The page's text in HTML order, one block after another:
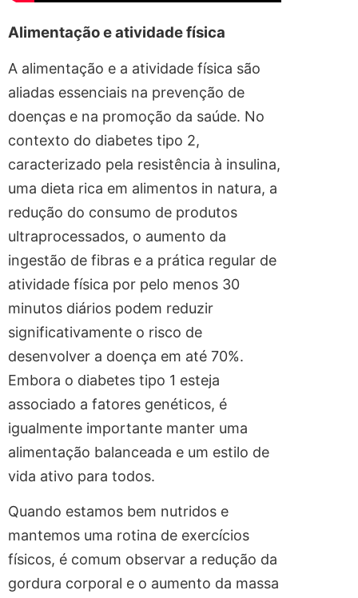
Alimentação e atividade física
A alimentação e a atividade física são
aliadas essenciais na prevenção de
doenças e na promoção da saúde. No
contexto do diabetes tipo 2,
caracterizado pela resistência à insulina,
uma dieta rica em alimentos in natura, a
redução do consumo de produtos
ultraprocessados, o aumento da
ingestão de fibras e a prática regular de
atividade física por pelo menos 30
minutos diários podem reduzir
significativamente o risco de
desenvolver a doença em até 70%.
Embora o diabetes tipo 1 esteja
associado a fatores genéticos, é
igualmente importante manter uma
alimentação balanceada e um estilo de
vida ativo para todos.
Quando estamos bem nutridos e
mantemos uma rotina de exercícios
físicos, é comum observar a redução da
gordura corporal e o aumento da massa